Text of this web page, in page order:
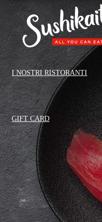
I NOSTRI RISTORANTI
GIFT CARD